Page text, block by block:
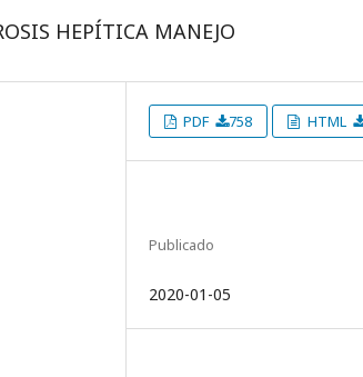
HEPÍTICA MANEJO
PDF 758 HTML
Publicado
2020-01-05